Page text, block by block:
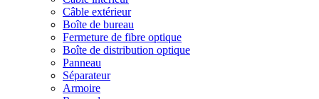
Câble extérieur
Boîte de bureau
Fermeture de fibre optique
Boîte de distribution optique
Panneau
Séparateur
Armoire